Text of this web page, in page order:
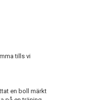
tills vi
en boll märkt